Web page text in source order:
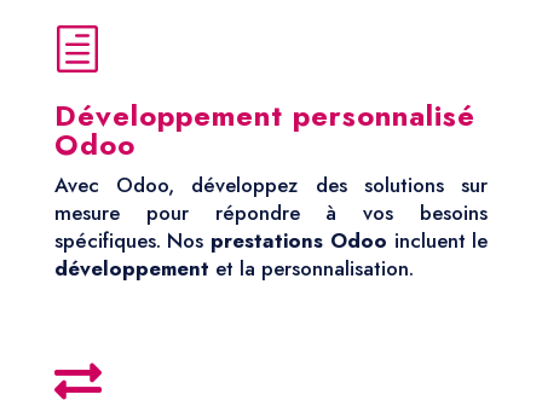
h
Développement personnalisé
Odoo
Avec Odoo, développez des solutions sur
mesure pour répondre à vos besoins
spécifiques. Nos prestations Odoo incluent le
développement et la personnalisation.
